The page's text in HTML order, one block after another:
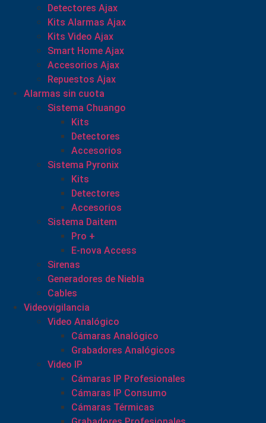
Detectores Ajax
Kits Alarmas Ajax
Kits Video Ajax
Smart Home Ajax
Accesorios Ajax
Repuestos Ajax
Alarmas sin cuota
Sistema Chuango
Kits
Detectores
Accesorios
Sistema Pyronix
Kits
Detectores
Accesorios
Sistema Daitem
Pro +
E-nova Access
Sirenas
Generadores de Niebla
Cables
Videovigilancia
Video Analógico
Cámaras Analógico
Grabadores Analógicos
Video IP
Cámaras IP Profesionales
Cámaras IP Consumo
Cámaras Térmicas